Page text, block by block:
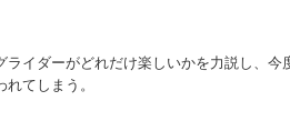
イダーがどれだけ楽しいかを力説し、今
れてしまう。
もたちがあそぶ『お子さまハンググライ